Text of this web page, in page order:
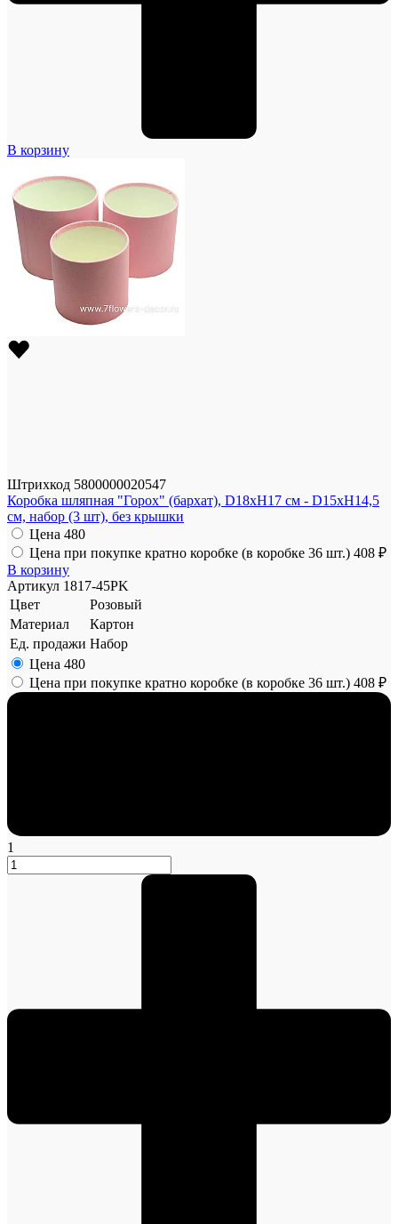
В корзину
Штрихкод 5800000020547
Коробка шляпная "Горох" (бархат), D18xH17 см - D15xH14,5
см, набор (3 шт), без крышки
Цена 480
Цена при покупке кратно коробке (в коробке 36 шт.) 408 ₽
В корзину
Артикул 1817-45PK
Цвет
Розовый
Материал
Картон
Ед. продажи Набор
Цена 480
Цена при покупке кратно коробке (в коробке 36 шт.) 408 ₽
1